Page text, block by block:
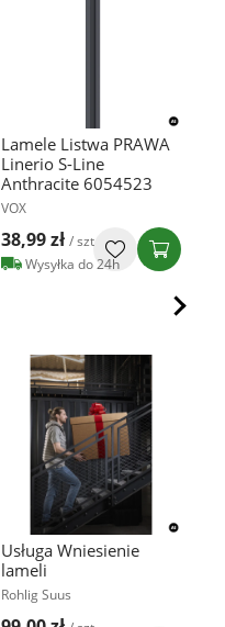
Lamele Listwa PRAWA
Linerio S-Line
Anthracite 6054523
VOX
38,99 zł / szt
Wysyłka do 24h
Usługa Wniesienie
lameli
Rohlig Suus